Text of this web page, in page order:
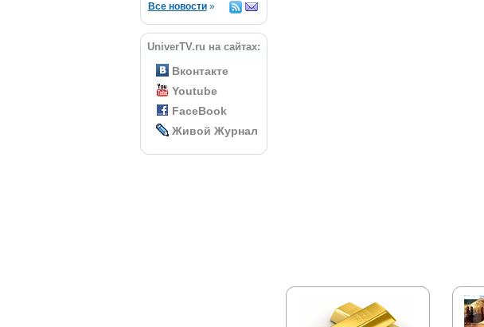
Все новости»
UniverTV.ru на сайтах:
Вконтакте
Youtube
FaceBook
Живой Журнал